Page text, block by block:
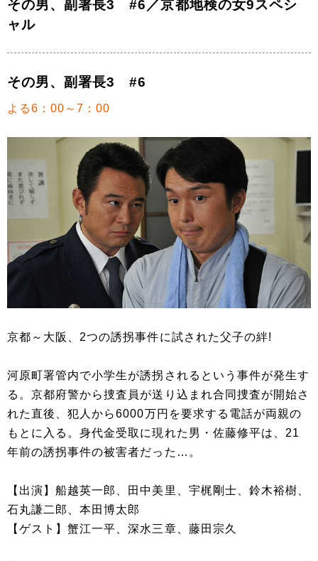
その男、副署長3 #6／京都地検の女9スペシ
ャル
その男、副署長3 #6
よる6：00～7：00
京都～大阪、2つの誘拐事件に試された父子の絆!
河原町署管内で小学生が誘拐されるという事件が発生す
る。京都府警から捜査員が送り込まれ合同捜査が開始さ
れた直後、犯人から6000万円を要求する電話が両親の
もとに入る。身代金受取に現れた男・佐藤修平は、21
年前の誘拐事件の被害者だった…。
【出演】船越英一郎、田中美里、宇梶剛士、鈴木裕樹、
石丸謙二郎、本田博太郎
【ゲスト】蟹江⼀平、深水三章、藤田宗久